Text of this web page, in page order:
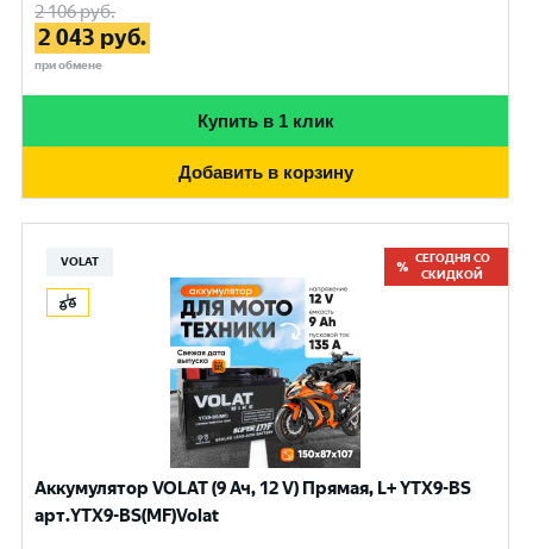
2 106руб.
2 043 руб.
при обмене
Купить в 1 клик
Добавить в корзину
VOLAT
СЕГОДНЯ СО
СКИДКОЙ
Аккумулятор VOLAT (9 Ач, 12 V) Прямая, L+ YTX9-BS
арт.YTX9-BS(MF)Volat